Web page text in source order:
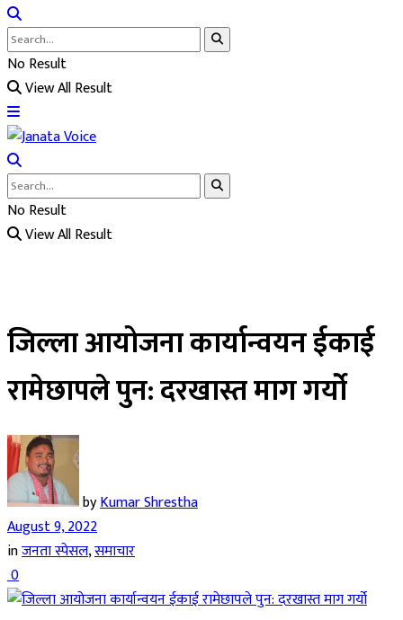
No Result
View All Result
No Result
View All Result
जिल्ला आयोजना कार्यान्वयन ईकाई
रामेछापले पुन: दरखास्त माग गर्यो
byKumar Shrestha
August 9, 2022
inजनता स्पेसल,समाचार
0